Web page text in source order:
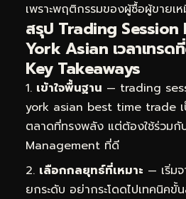
เพราะพฤติกรรมของผู้ซื้อผู้ขายเ
สรุป Trading
York Asian เวลาเทร
Key Takeaways
เข้าใจพื้นฐาน — trading
york asian best time trade เ
ตลาดที่ทรงพลัง แต่ต้องใช้ร่วมกั
Management ที่ดี
เลือกกลยุทธ์ที่เหมาะ — เริ่ม
ยกระดับ อย่ากระโดดไปเทคนิคขั้